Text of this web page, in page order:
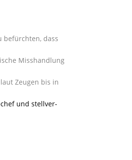
befürchten, dass
Misshandlung
Zeugen bis in
und stellver-